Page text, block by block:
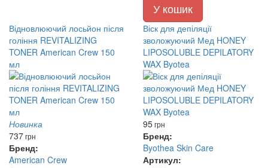
У кошик
Відновлюючий лосьйон після
гоління REVITALIZING
TONER American Crew 150
мл
Новинка
737грн
Бренд:
American Crew
Віск для депіляції
зволожуючий Мед HONEY
LIPOSOLUBLE DEPILATORY
WAX Byotea
95грн
Бренд:
Byothea Skin Care
Артикул: